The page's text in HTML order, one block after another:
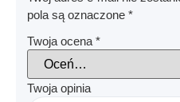
pola są oznaczone *
Twoja ocena *
Twoja opinia